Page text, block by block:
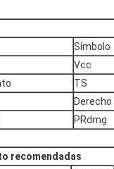
Símbolo
Vcc
TS
Derecho
PRdmg
recomendadas